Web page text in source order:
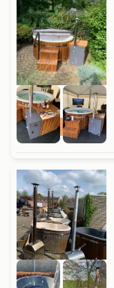
Diesel heater